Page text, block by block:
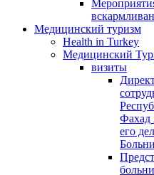
Медицинский туризм
Health in Turkey
Медицинский
визиты
Фахад
его